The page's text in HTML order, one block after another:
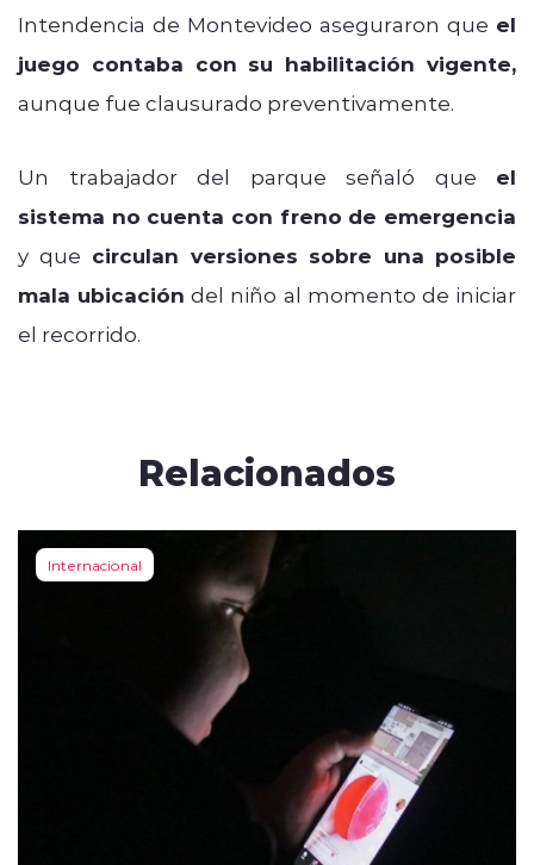
Intendencia de Montevideo aseguraron que el
juego contaba con su habilitación vigente,
aunque fue clausurado preventivamente.
Un trabajador del parque señaló que el
sistema no cuenta con freno de emergencia
y que circulan versiones sobre una posible
mala ubicación del niño al momento de iniciar
el recorrido.
Relacionados
Internacional